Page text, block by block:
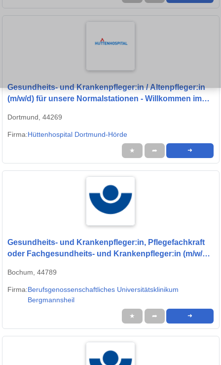
Gesundheits- und Krankenpfleger:in / Altenpfleger:in
(m/w/d) für unsere Normalstationen - Willkommen im
Dortmund, 44269
Firma:Hüttenhospital Dortmund-Hörde
★ ➦ ➜
Gesundheits- und Krankenpfleger:in, Pflegefachkraft
oder Fachgesundheits- und Krankenpfleger:in (m/w/d)
Teams
Bochum, 44789
Firma:Berufsgenossenschaftliches Universitätsklinikum
Bergmannsheil
★ ➦ ➜